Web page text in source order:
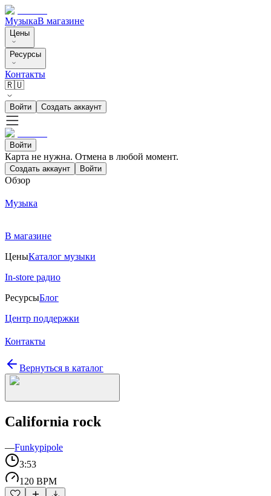
МузыкаВ магазине
Цены
Ресурсы
Контакты
🇷🇺
Войти Создать аккаунт
Войти
Карта не нужна. Отмена в любой момент.
Создать аккаунт Войти
Обзор
Музыка
В магазине
ЦеныКаталог музыки
In-store радио
РесурсыБлог
Центр поддержки
Контакты
Вернуться в каталог
California rock
—Funkypipole
3:53
120 BPM